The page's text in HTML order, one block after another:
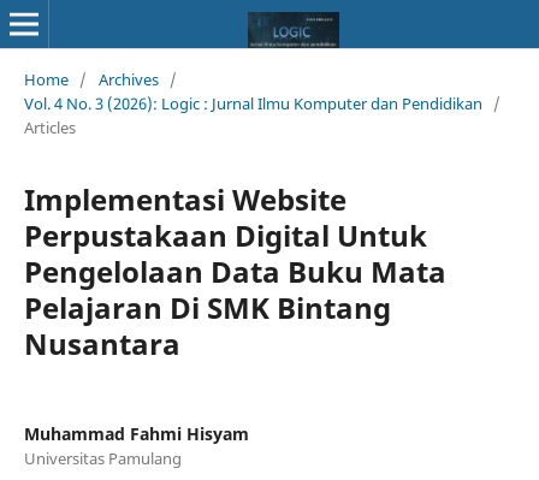
Home / Archives /
Vol. 4 No. 3 (2026): Logic : Jurnal Ilmu Komputer dan Pendidikan
/
Articles
Implementasi Website
Perpustakaan Digital Untuk
Pengelolaan Data Buku Mata
Pelajaran Di SMK Bintang
Nusantara
Muhammad Fahmi Hisyam
Universitas Pamulang